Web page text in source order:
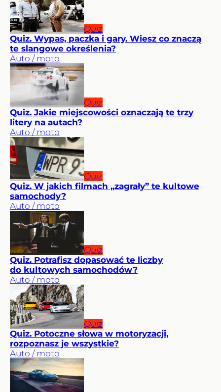
Quiz
Quiz. Wypas, paczka i gary. Wiesz co znaczą
te slangowe określenia?
Auto / moto
Quiz
Quiz. Jakie miejscowości oznaczają te trzy
litery na autach?
Auto / moto
Quiz
Quiz. W jakich filmach „zagrały” te kultowe
samochody?
Auto / moto
Quiz
Quiz. Potrafisz dopasować te liczby
do kultowych samochodów?
Auto / moto
Quiz
Quiz. Potoczne słowa w motoryzacji,
rozpoznasz je wszystkie?
Auto / moto